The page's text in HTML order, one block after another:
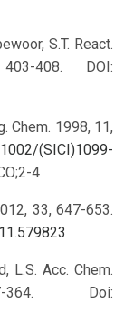
S.T. React.
408. DOI:
Chem. 1998, 11,
(SICI)1099-
4
33, 647-653.
L.S. Acc. Chem.
Doi: